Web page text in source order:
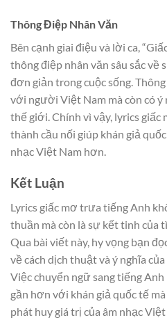
Thông Điệp Nhân Văn
Bên cạnh giai điệu và lời ca,
thông điệp nhân văn sâu sắc về
đơn giản trong cuộc sống.
với người Việt Nam mà còn có
thế giới. Chính vì vậy, lyrics
thành cầu nối giúp khán giả
nhạc Việt Nam hơn.
Kết Luận
Lyrics giấc mơ trưa tiếng Anh
thuần mà còn là sự kết tinh của
Qua bài viết này, hy vọng bạn
về cách dịch thuật và ý nghĩa
Việc chuyển ngữ sang tiếng
gần hơn với khán giả quốc tế
phát huy giá trị của âm nhạc